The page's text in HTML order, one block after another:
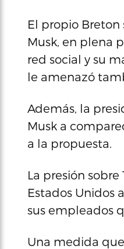
El propio Breton
Musk, en plena
red social y su
le amenazó
Además, la
Musk a
a la propuesta.
La presión
Estados Unidos
sus empleados
Una medida